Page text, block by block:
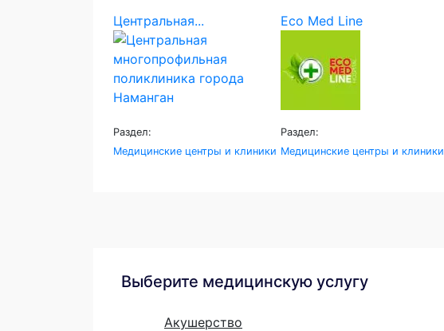
Центральная...
Раздел:
Медицинские центры и клиники
Eco Med Line
Раздел:
Медицинские центры и клиники
Выберите медицинскую услугу
Акушерство